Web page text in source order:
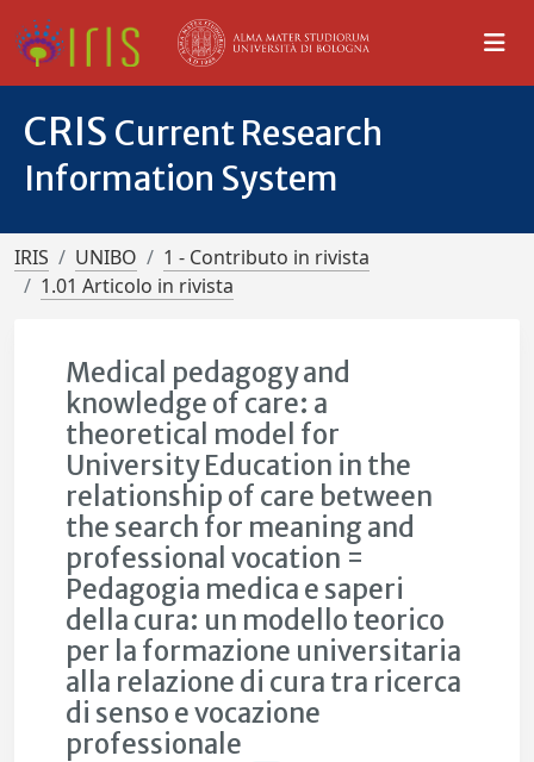
CRIS Current Research
Information System
IRIS UNIBO
1 - Contributo in rivista
1.01 Articolo in rivista
Medical pedagogy and
knowledge of care: a
theoretical model for
University Education in the
relationship of care between
the search for meaning and
professional vocation =
Pedagogia medica e saperi
della cura: un modello teorico
per la formazione universitaria
alla relazione di cura tra ricerca
di senso e vocazione
professionale